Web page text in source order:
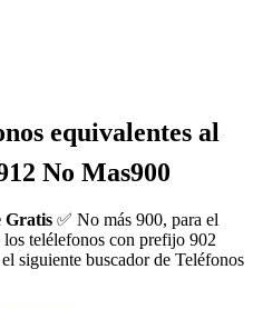
equivalentes al
No Mas900
Gratis ✅ No más 900, para el
telélefonos con prefijo 902
siguiente buscador de Teléfonos